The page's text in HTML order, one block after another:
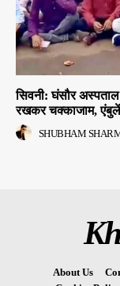
सिवनी: घंसौर
रखकर चक्काजाम,
SHUBHAM
About Us